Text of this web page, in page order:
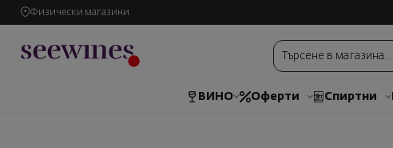
Физически магазини
ВИНО Оферти Спиртни